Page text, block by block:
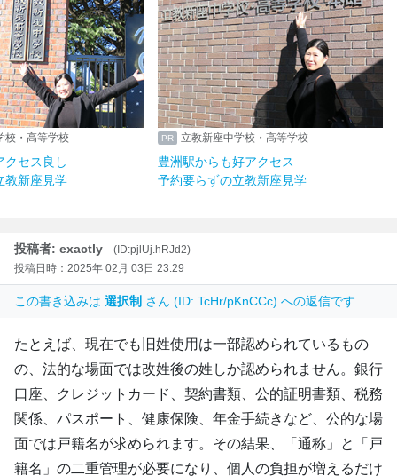
校・高等学校
クセス良し
教新座見学
立教新座中学校・高等学校
豊洲駅からも好アクセス
予約要らずの立教新座見学
投稿者: exactly
(ID:pjlUj.hRJd2)
投稿日時：2025年 02月 03日 23:29
この書き込みは 選択制 さん (ID: TcHr/pKnCCc) への返信です
たとえば、現在でも旧姓使用は一部認められているもの
の、法的な場面では改姓後の姓しか認められません。銀行
口座、クレジットカード、契約書類、公的証明書類、税務
関係、パスポート、健康保険、年金手続きなど、公的な場
面では戸籍名が求められます。その結果、「通称」と「戸
籍名」の二重管理が必要になり、個人の負担が増えるだけ